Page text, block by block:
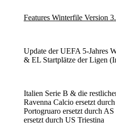
Features Winterfile Version
Update der UEFA 5-Jahres
& EL Startplätze der Ligen
Italien Serie B & die
Ravenna Calcio ersetzt
Portogruaro ersetzt durch
ersetzt durch US Triestina